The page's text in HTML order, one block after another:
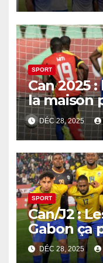
SPORT
Can 2025
la maison
DÉC 28, 2025
SPORT
Can/J2 :
Gabon ça
DÉC 28, 2025